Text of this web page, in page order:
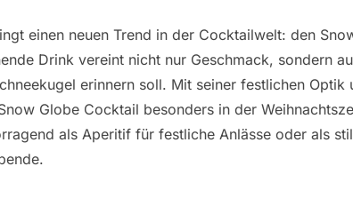
einen neuen Trend in der Cocktailwelt: den
Drink vereint nicht nur Geschmack, sondern
erinnern soll. Mit seiner festlichen Optik
Globe Cocktail besonders in der
als Aperitif für festliche Anlässe oder als